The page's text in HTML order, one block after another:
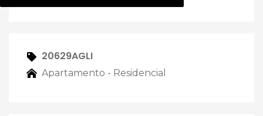
20629AGLI
Apartamento - Residencial